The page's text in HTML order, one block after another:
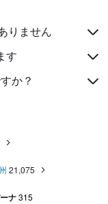
りません
す
か？
21,075
ナ315